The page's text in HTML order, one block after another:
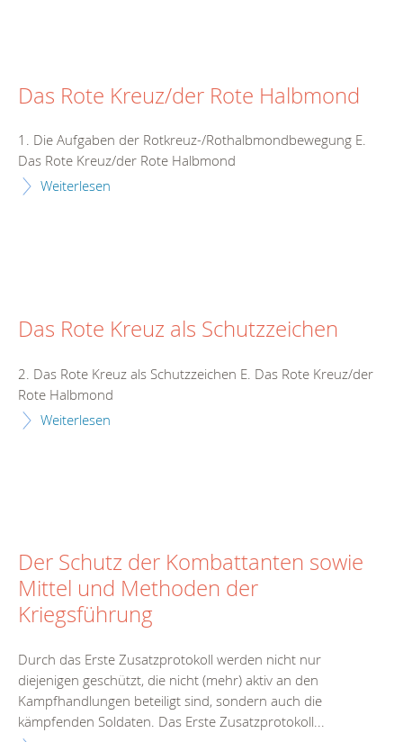
Das Rote Kreuz/der Rote Halbmond
1. Die Aufgaben der Rotkreuz-/Rothalbmondbewegung E.
Das Rote Kreuz/der Rote Halbmond
Weiterlesen
Das Rote Kreuz als Schutzzeichen
2. Das Rote Kreuz als Schutzzeichen E. Das Rote Kreuz/der
Rote Halbmond
Weiterlesen
Der Schutz der Kombattanten sowie
Mittel und Methoden der
Kriegsführung
Durch das Erste Zusatzprotokoll werden nicht nur
diejenigen geschützt, die nicht (mehr) aktiv an den
Kampfhandlungen beteiligt sind, sondern auch die
kämpfenden Soldaten. Das Erste Zusatzprotokoll...